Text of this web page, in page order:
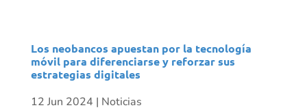
Los neobancos apuestan por la tecnología
móvil para diferenciarse y reforzar sus
estrategias digitales
12 Jun 2024 | Noticias